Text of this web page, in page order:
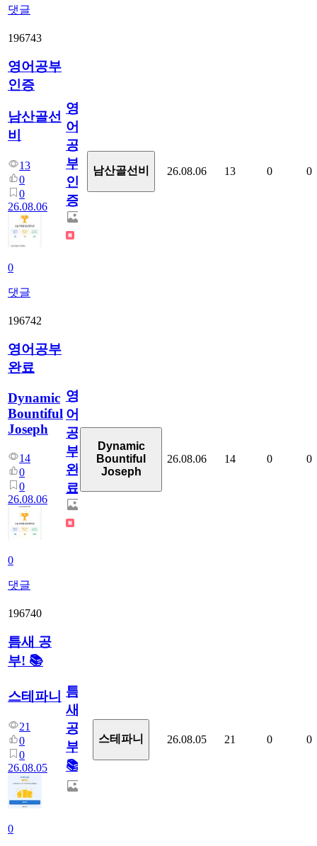
댓글
196743
영어공부
인증
남산골선
비
13
0
0
26.08.06
0
댓글
영
어
공
부
인
증
남산골선비 26.08.06 13 0 0
196742
영어공부
완료
Dynamic
Bountiful
Joseph
14
0
0
26.08.06
0
댓글
영
어
공
부
완
료
Dynamic
Bountiful
Joseph
26.08.06 14 0 0
196740
틈새 공
부! 📚
스테파니
21
0
0
26.08.05
0
틈
새
공
부!
📚
스테파니 26.08.05 21 0 0